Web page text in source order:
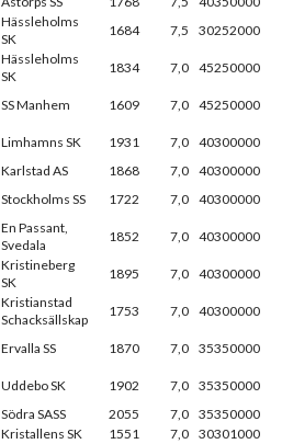
Hässleholms
SK
1684 7,5 30252000
Hässleholms
SK
1834 7,0 45250000
SS Manhem 1609 7,0 45250000
Limhamns SK 1931 7,0 40300000
Karlstad AS 1868 7,0 40300000
Stockholms SS 1722 7,0 40300000
En Passant,
Svedala
1852 7,0 40300000
Kristineberg
SK
1895 7,0 40300000
Kristianstad
Schacksällskap
1753 7,0 40300000
Ervalla SS 1870 7,0 35350000
Uddebo SK 1902 7,0 35350000
Södra SASS 2055 7,0 35350000
Kristallens SK 1551 7,0 30301000